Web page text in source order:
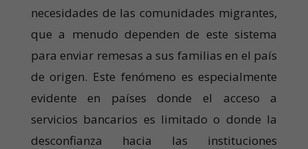
necesidades de las comunidades migrantes,
que a menudo dependen de este sistema
para enviar remesas a sus familias en el país
de origen. Este fenómeno es especialmente
evidente en países donde el acceso a
servicios bancarios es limitado o donde la
desconfianza hacia las instituciones